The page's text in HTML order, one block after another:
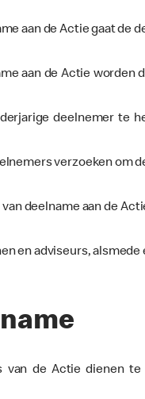
aan de Actie gaat de
aan de Actie
deelnemer te
verzoeken om
deelname aan de
en adviseurs,
van de Actie dienen